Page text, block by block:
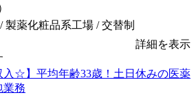
製薬化粧品系工場 / 交替制
詳細を表示